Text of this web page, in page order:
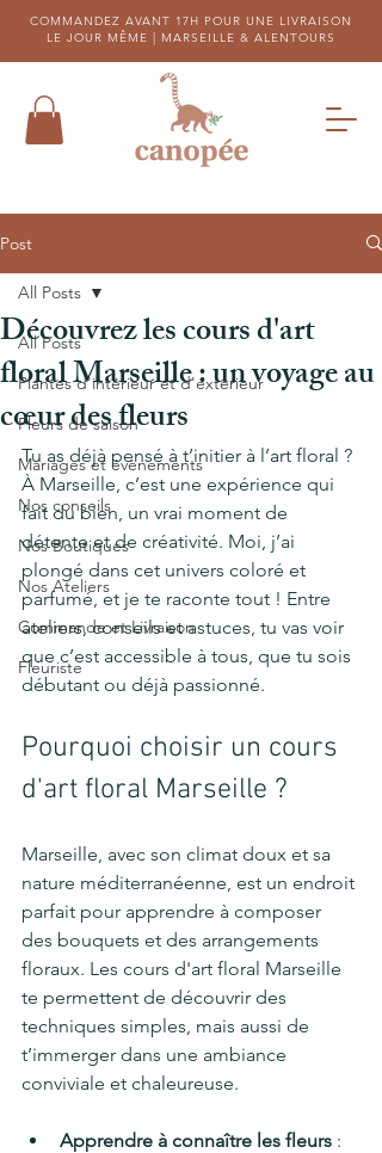
COMMANDEZ AVANT 17H POUR UNE LIVRAISON
LE JOUR MÊME | MARSEILLE & ALENTOURS
Post
All Posts
Plantes d'intérieur et d'extérieur
Fleurs de saison
Mariages et évènements
Nos conseils
Nos Boutiques
Nos Ateliers
Commande et Livraison
Fleuriste
All Posts
Découvrez les cours d'art
floral Marseille : un voyage au
cœur des fleurs
Tu as déjà pensé à t’initier à l’art floral ?
À Marseille, c’est une expérience qui
fait du bien, un vrai moment de
détente et de créativité. Moi, j’ai
plongé dans cet univers coloré et
parfumé, et je te raconte tout ! Entre
ateliers, conseils et astuces, tu vas voir
que c’est accessible à tous, que tu sois
débutant ou déjà passionné.
Pourquoi choisir un cours
d'art floral Marseille ?
Marseille, avec son climat doux et sa
nature méditerranéenne, est un endroit
parfait pour apprendre à composer
des bouquets et des arrangements
floraux. Les cours d'art floral Marseille
te permettent de découvrir des
techniques simples, mais aussi de
t’immerger dans une ambiance
conviviale et chaleureuse.
Apprendre à connaître les fleurs :